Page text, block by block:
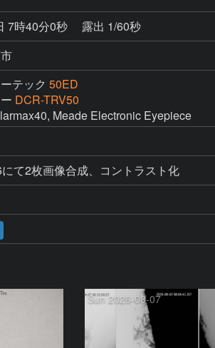
7時40分0秒
露出 1/60秒
テック 50ED
DCR-TRV50
Meade Electronic Eyepiece
て2枚画像合成、コントラスト化
Sun 2026-08-07